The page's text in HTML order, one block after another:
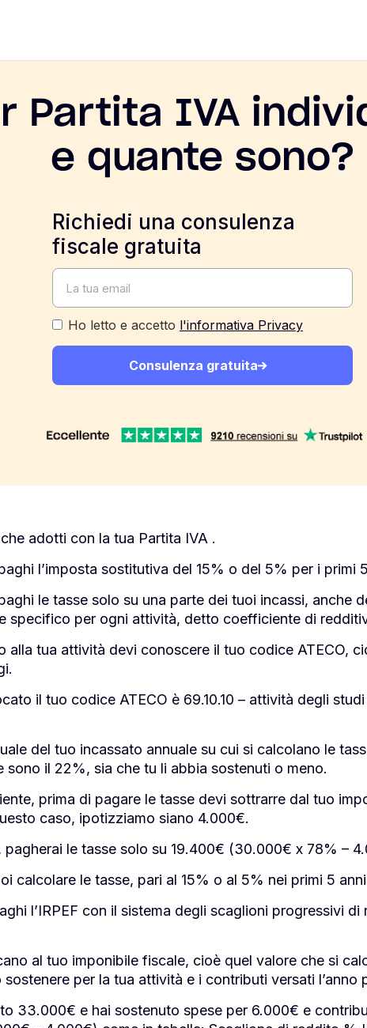
Partita IVA
e quante sono?
Richiedi una consulenza
fiscale gratuita
Ho letto e accetto l'informativa Privacy
Consulenza gratuita
adotti con la tua Partita IVA .
l’imposta sostitutiva del 15% o del 5% per i primi
le tasse solo su una parte dei tuoi incassi, anche
specifico per ogni attività, detto coefficiente di
alla tua attività devi conoscere il tuo codice ATECO,
il tuo codice ATECO è 69.10.10 – attività degli
del tuo incassato annuale su cui si calcolano le
sono il 22%, sia che tu li abbia sostenuti o meno.
prima di pagare le tasse devi sottrarre dal tuo
caso, ipotizziamo siano 4.000€.
le tasse solo su 19.400€ (30.000€ x 78% –
calcolare le tasse, pari al 15% o al 5% nei primi 5
l’IRPEF con il sistema degli scaglioni progressivi
al tuo imponibile fiscale, cioè quel valore che si
per la tua attività e i contributi versati l’anno
33.000€ e hai sostenuto spese per 6.000€ e